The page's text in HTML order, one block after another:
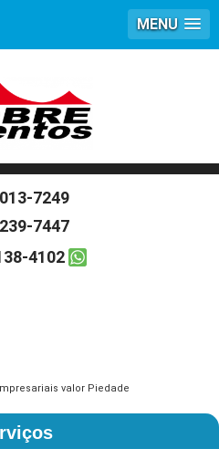
MENU
7249
7447
4102
valor Piedade